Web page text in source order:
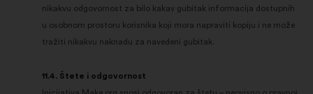
nikakvu odgovornost za bilo kakav gubitak informacija dostupnih
u osobnom prostoru korisnika koji mora napraviti kopiju i ne može
tražiti nikakvu naknadu za navedeni gubitak.
11.4. Štete i odgovornost